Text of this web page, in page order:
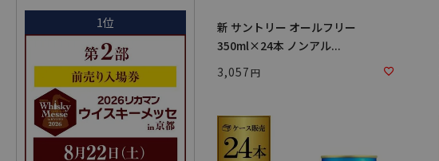
1位
新 サントリー オールフリー
350ml×24本 ノンアル...
3,057